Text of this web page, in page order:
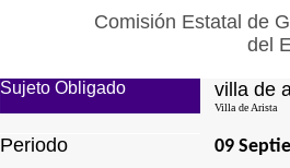
Comisión Estatal de
del
Sujeto Obligado villa de
Villa de Arista
Periodo 09